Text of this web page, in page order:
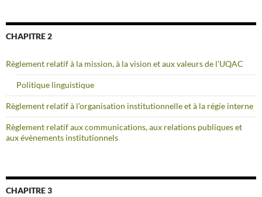
CHAPITRE 2
Règlement relatif à la mission, à la vision et aux valeurs de l’UQAC
Politique linguistique
Règlement relatif à l’organisation institutionnelle et à la régie interne
Règlement relatif aux communications, aux relations publiques et
aux évènements institutionnels
CHAPITRE 3